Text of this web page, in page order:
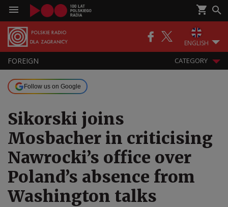
ENGLISH
FOREIGN CATEGORY
Follow us on Google
Sikorski joins
Mosbacher in criticising
Nawrocki’s office over
Poland’s absence from
Washington talks